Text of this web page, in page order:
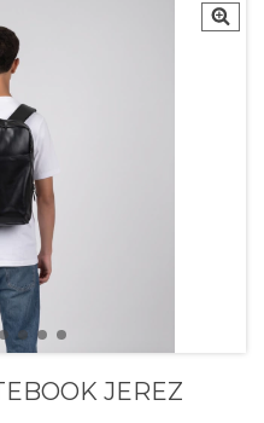
JEREZ